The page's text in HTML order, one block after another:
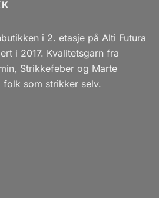
i 2. etasje på Alti Futura
i 2017. Kvalitetsgarn fra
Strikkefeber og Marte
som strikker selv.